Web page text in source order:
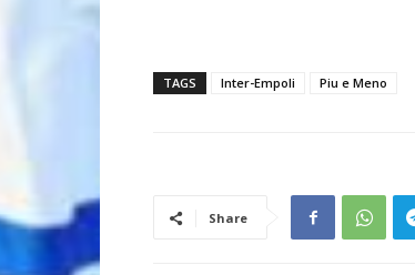
TAGS Inter-Empoli Piu e Meno
Share